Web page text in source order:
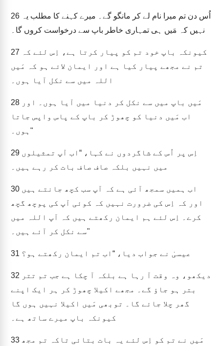
26
نہیں کہ مَیں ہی تمہاری خاطر باپ سے درخواست کروں گا۔
27
تم نے مجھے پیار کیا ہے اور ایمان لائے ہو کہ مَیں
اللہ میں سے نکل آیا ہوں۔
28
اب مَیں دنیا کو چھوڑ کر باپ کے پاس واپس جاتا
ہوں۔"
29
میں نہیں بلکہ صاف صاف بات کر رہے ہیں۔
30
اور کہ اِس کی ضرورت نہیں کہ کوئی آپ کی پوچھ گچھ
کرے۔ اِس لئے ہم ایمان رکھتے ہیں کہ آپ اللہ میں
سے نکل کر آئے ہیں۔"
31 عیسیٰ نے جواب دیا، “اب تم ایمان رکھتے ہو؟
32
بتر ہو جاؤ گے۔ مجھے اکیلا چھوڑ کر ہر ایک اپنے
گھر چلا جائے گا۔ توبھی مَیں اکیلا نہیں ہوں گا
کیونکہ باپ میرے ساتھ ہے۔
33